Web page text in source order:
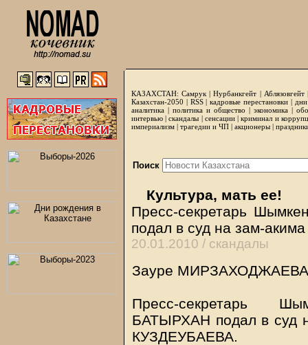
КАЗАХСТАН: Самрук |Нурбанкгейт | Аблязовгейт
Казахстан-2050 | RSS|кадровые перестановки|
аналитика | политика и общество | экономика |
интервью |скандалы | сенсации|криминал и
империализм | трагедии и ЧП | акционеры |
Поиск
Культура, мать ее!
Пресс-секретарь
подал в суд на зам-
20.01.2010 / скандалы
Зауре
Пресс-секретарь
БАТЫРХАН подал в суд
КУЗДЕУБАЕВА.